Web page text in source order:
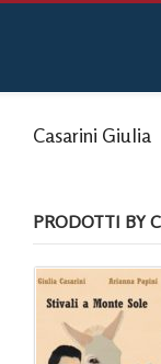
Casarini Giulia
PRODOTTI BY